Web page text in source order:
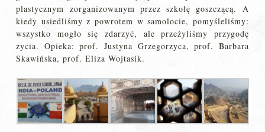
plastycznym zorganizowanym przez szkołę goszczącą. A
kiedy usiedliśmy z powrotem w samolocie, pomyśleliśmy:
wszystko mogło się zdarzyć, ale przeżyliśmy przygodę
życia. Opieka: prof. Justyna Grzegorzyca, prof. Barbara
Skawińska, prof. Eliza Wojtasik.